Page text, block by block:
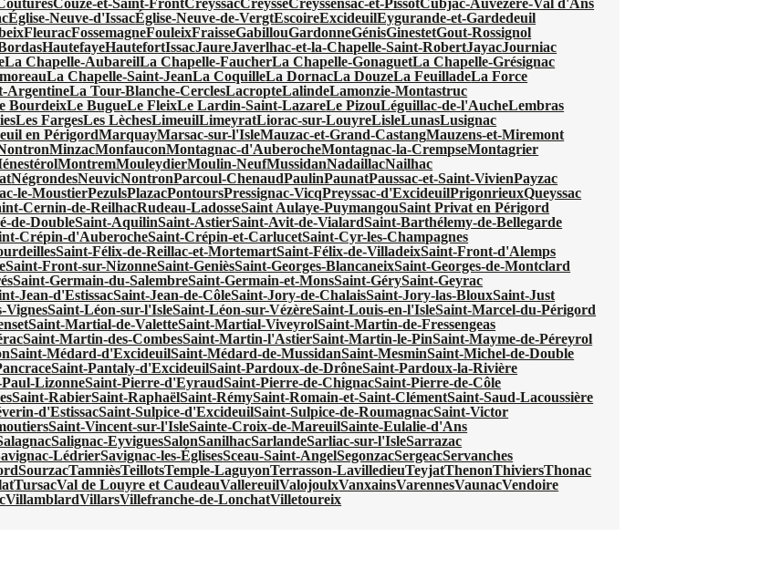
Couze-et-Saint-FrontCreyssacCreysseCreyssensac-et-PissotCubjac-Auvézère-Val d'Ans
Église-Neuve-d'IssacÉglise-Neuve-de-VergtEscoireExcideuilEygurande-et-Gardedeuil
FleuracFossemagneFouleixFraisseGabillouGardonneGénisGinestetGout-Rossignol
HautefayeHautefortIssacJaureJaverlhac-et-la-Chapelle-Saint-RobertJayacJourniac
La Chapelle-AubareilLa Chapelle-FaucherLa Chapelle-GonaguetLa Chapelle-Grésignac
La Chapelle-Saint-JeanLa CoquilleLa DornacLa DouzeLa FeuilladeLa Force
ArgentineLa Tour-Blanche-CerclesLacropteLalindeLamonzie-Montastruc
BourdeixLe BugueLe FleixLe Lardin-Saint-LazareLe PizouLéguillac-de-l'AucheLembras
Les FargesLes LèchesLimeuilLimeyratLiorac-sur-LouyreLisleLunasLusignac
en PérigordMarquayMarsac-sur-l'IsleMauzac-et-Grand-CastangMauzens-et-Miremont
MinzacMonfauconMontagnac-d'AuberocheMontagnac-la-CrempseMontagrier
MontremMouleydierMoulin-NeufMussidanNadaillacNailhac
NégrondesNeuvicNontronParcoul-ChenaudPaulinPaunatPaussac-et-Saint-VivienPayzac
le-MoustierPezulsPlazacPontoursPressignac-VicqPreyssac-d'ExcideuilPrigonrieuxQueyssac
Cernin-de-ReilhacRudeau-LadosseSaint Aulaye-PuymangouSaint Privat en Périgord
de-DoubleSaint-AquilinSaint-AstierSaint-Avit-de-VialardSaint-Barthélemy-de-Bellegarde
Crépin-d'AuberocheSaint-Crépin-et-CarlucetSaint-Cyr-les-Champagnes
Saint-Félix-de-Reillac-et-MortemartSaint-Félix-de-VilladeixSaint-Front-d'Alemps
Saint-Front-sur-NizonneSaint-GenièsSaint-Georges-BlancaneixSaint-Georges-de-Montclard
Saint-Germain-du-SalembreSaint-Germain-et-MonsSaint-GérySaint-Geyrac
Jean-d'EstissacSaint-Jean-de-CôleSaint-Jory-de-ChalaisSaint-Jory-las-BlouxSaint-Just
VignesSaint-Léon-sur-l'IsleSaint-Léon-sur-VézèreSaint-Louis-en-l'IsleSaint-Marcel-du-Périgord
Saint-Martial-de-ValetteSaint-Martial-ViveyrolSaint-Martin-de-Fressengeas
Saint-Martin-des-CombesSaint-Martin-l'AstierSaint-Martin-le-PinSaint-Mayme-de-Péreyrol
Saint-Médard-d'ExcideuilSaint-Médard-de-MussidanSaint-MesminSaint-Michel-de-Double
Saint-Pantaly-d'ExcideuilSaint-Pardoux-de-DrôneSaint-Pardoux-la-Rivière
LizonneSaint-Pierre-d'EyraudSaint-Pierre-de-ChignacSaint-Pierre-de-Côle
Saint-RabierSaint-RaphaëlSaint-RémySaint-Romain-et-Saint-ClémentSaint-Saud-Lacoussière
d'EstissacSaint-Sulpice-d'ExcideuilSaint-Sulpice-de-RoumagnacSaint-Victor
Saint-Vincent-sur-l'IsleSainte-Croix-de-MareuilSainte-Eulalie-d'Ans
Salignac-EyviguesSalonSanilhacSarlandeSarliac-sur-l'IsleSarrazac
LédrierSavignac-les-ÉglisesSceau-Saint-AngelSegonzacSergeacServanches
SourzacTamnièsTeillotsTemple-LaguyonTerrasson-LavilledieuTeyjatThenonThiviersThonac
TursacVal de Louyre et CaudeauVallereuilValojoulxVanxainsVarennesVaunacVendoire
VillamblardVillarsVillefranche-de-LonchatVilletoureix